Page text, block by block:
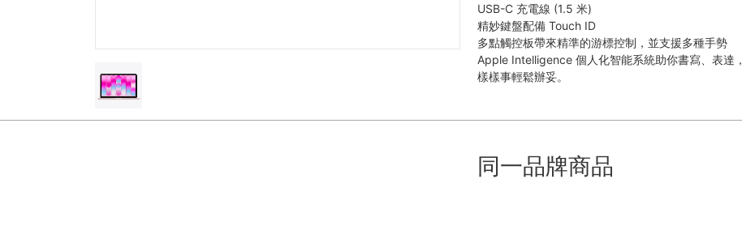
USB-C 充電線 (1.5 米)
精妙鍵盤配備 Touch ID
多點觸控板帶來精準的游標控制，並支援多種手勢
Apple Intelligence 個人化智能系統助你書寫、表達，
樣樣事輕鬆辦妥。
同一品牌商品